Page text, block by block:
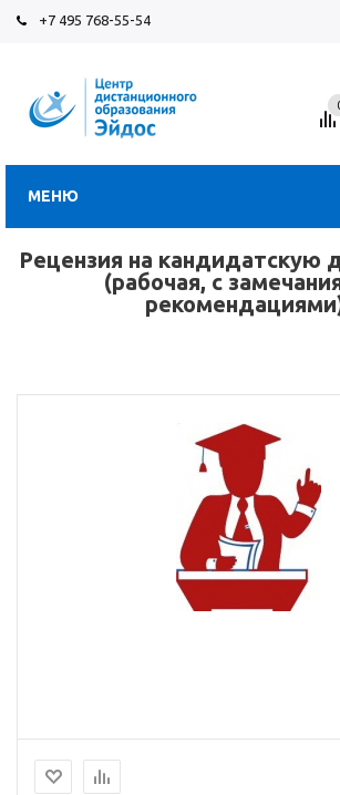
+7 495 768-55-54
МЕНЮ
Рецензия на кандидатскую
(рабочая, с